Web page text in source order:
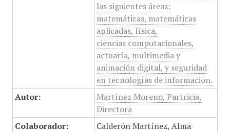
las siguientes áreas:
matemáticas, matemáticas
aplicadas, física,
ciencias computacionales,
actuaría, multimedia y
animación digital, y seguridad
en tecnologías de información.
Autor:
Martínez Moreno, Partricia,
Directora
Colaborador:
Calderón Martínez, Alma